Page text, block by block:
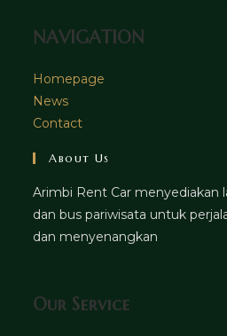
NAVIGATION
Homepage
News
Contact
About Us
Arimbi Rent Car menyediakan
dan bus pariwisata untuk
dan menyenangkan
Our Service